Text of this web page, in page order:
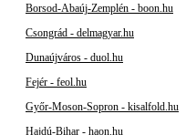
Borsod-Abaúj-Zemplén - boon.hu
Csongrád - delmagyar.hu
Dunaújváros - duol.hu
Fejér - feol.hu
Győr-Moson-Sopron - kisalfold.hu
Hajdú-Bihar - haon.hu